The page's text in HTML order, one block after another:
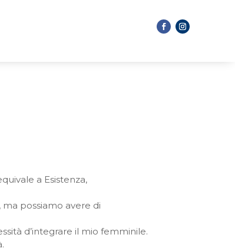
a Esistenza,
possiamo avere di
d’integrare il mio femminile.